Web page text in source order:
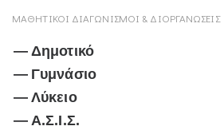
ΜΑΘΗΤΙΚΟΙ ΔΙΑΓΩΝΙΣΜΟΙ & ΔΙΟΡΓΑΝΩΣΕΙΣ
Δημοτικό
Γυμνάσιο
Λύκειο
Α.Σ.Ι.Σ.